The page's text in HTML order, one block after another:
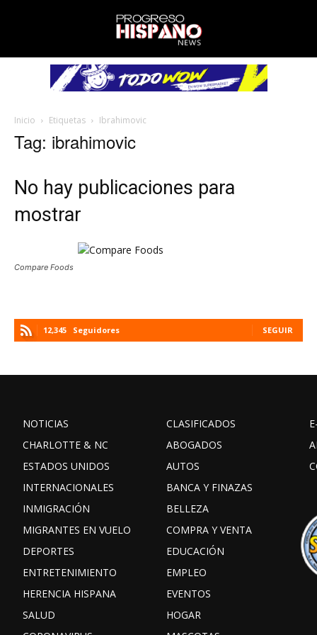
Inicio Etiquetas Ibrahimovic
Tag: ibrahimovic
No hay publicaciones para
mostrar
Compare Foods
12,345 Seguidores SEGUIR
NOTICIAS
CHARLOTTE & NC
ESTADOS UNIDOS
INTERNACIONALES
INMIGRACIÓN
MIGRANTES EN VUELO
DEPORTES
ENTRETENIMIENTO
HERENCIA HISPANA
SALUD
CLASIFICADOS
ABOGADOS
AUTOS
BANCA Y FINAZAS
BELLEZA
COMPRA Y VENTA
EDUCACIÓN
EMPLEO
EVENTOS
HOGAR